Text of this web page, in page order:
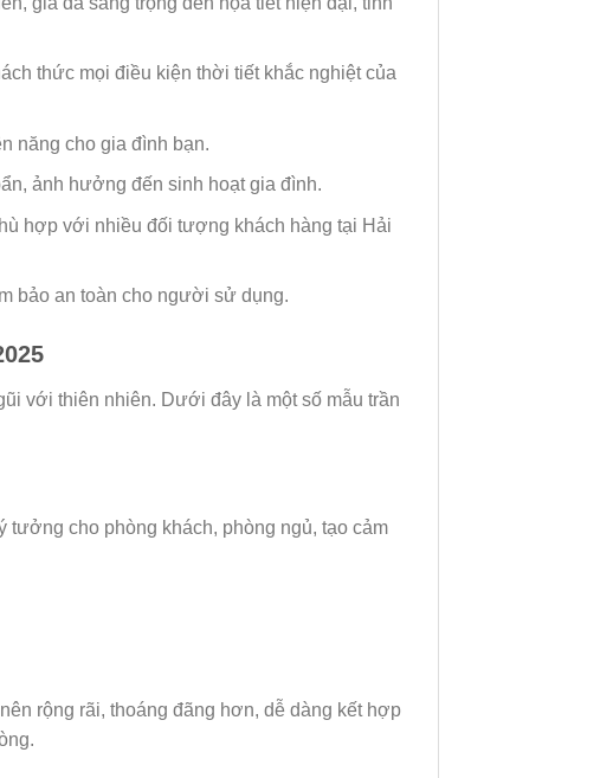
thức mọi điều kiện thời tiết khắc nghiệt của
năng cho gia đình bạn.
ảnh hưởng đến sinh hoạt gia đình.
hợp với nhiều đối tượng khách hàng tại Hải
bảo an toàn cho người sử dụng.
với thiên nhiên. Dưới đây là một số mẫu trần
tưởng cho phòng khách, phòng ngủ, tạo cảm
rộng rãi, thoáng đãng hơn, dễ dàng kết hợp